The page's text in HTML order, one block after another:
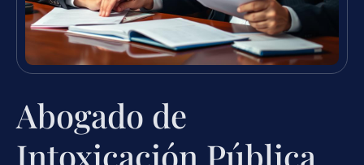
Abogado de
Intoxicación Pública